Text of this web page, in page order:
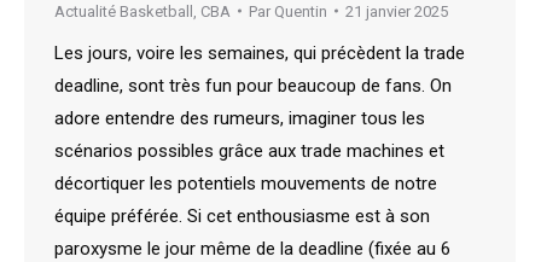
Actualité Basketball CBA Par Quentin 21 janvier 2025
Les jours, voire les semaines, qui précèdent la trade
deadline, sont très fun pour beaucoup de fans. On
adore entendre des rumeurs, imaginer tous les
scénarios possibles grâce aux trade machines et
décortiquer les potentiels mouvements de notre
équipe préférée. Si cet enthousiasme est à son
paroxysme le jour même de la deadline (fixée au 6